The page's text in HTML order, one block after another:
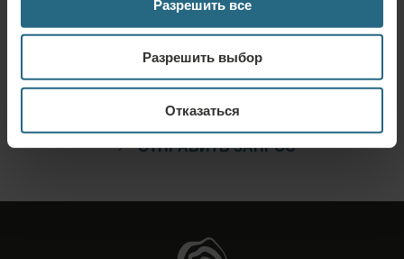
Разрешить все
Разрешить выбор
Отказаться
Запрос
Отправьте нам свой запрос, чтобы мы могли подготовить для вас
наилучшее предложение. Мы будем рады предоставить вам
дополнительную информацию, которую вы не нашли на нашем сайте.
ОТПРАВИТЬ ЗАПРОС